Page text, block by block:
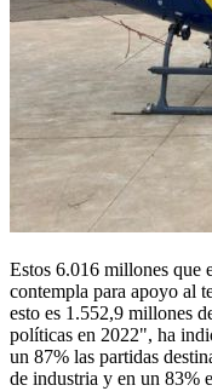
Estos 6.016 millones que
contempla para apoyo al
esto es 1.552,9 millones
políticas en 2022", ha
un 87% las partidas
de industria y en un 83%